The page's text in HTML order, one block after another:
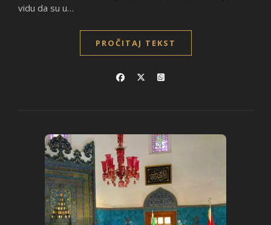
vidu da su u…
PROČITAJ TEKST